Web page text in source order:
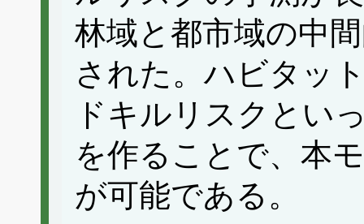
林域と都市域の中
された。ハビタッ
ドキルリスクとい
を作ることで、本
が可能である。